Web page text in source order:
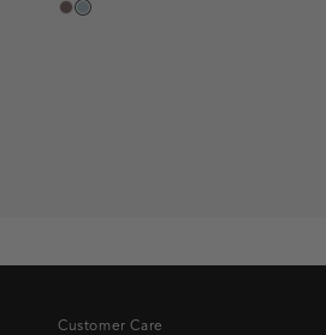
taupe
blauw,
Customer Care